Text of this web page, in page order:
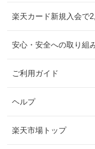
楽天カード新規入会で
安心・安全への取り組
ご利用ガイド
ヘルプ
楽天市場トップ